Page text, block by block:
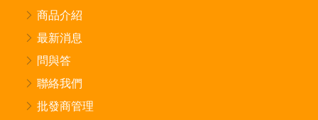
商品介紹
最新消息
問與答
聯絡我們
批發商管理